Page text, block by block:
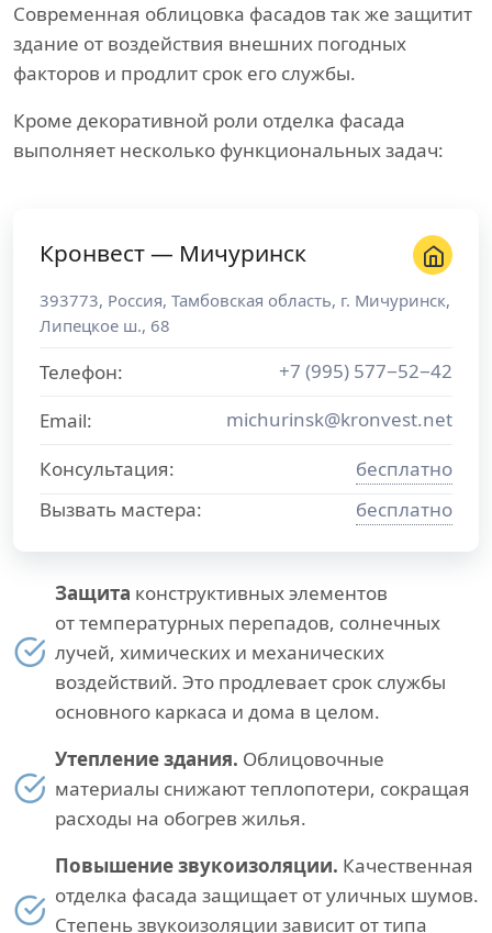
Современная облицовка фасадов так же защитит
здание от воздействия внешних погодных
факторов и продлит срок его службы.
Кроме декоративной роли отделка фасада
выполняет несколько функциональных задач:
Кронвест — Мичуринск
393773, Россия, Тамбовская область, г. Мичуринск,
Липецкое ш., 68
Телефон:
+7 (995) 577−52−42
Email:
michurinsk@kronvest.net
Консультация:
бесплатно
Вызвать мастера:
бесплатно
Защита конструктивных элементов
от температурных перепадов, солнечных
лучей, химических и механических
воздействий. Это продлевает срок службы
основного каркаса и дома в целом.
Утепление здания. Облицовочные
материалы снижают теплопотери, сокращая
расходы на обогрев жилья.
Повышение звукоизоляции. Качественная
отделка фасада защищает от уличных шумов.
Степень звукоизоляции зависит от типа